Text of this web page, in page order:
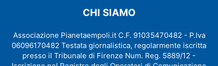
CHI SIAMO
Associazione Pianetaempoli.it C.F. 91035470482 - P.Iva
06096170482 Testata giornalistica, regolarmente iscritta
presso il Tribunale di Firenze Num. Reg. 5889/12 -